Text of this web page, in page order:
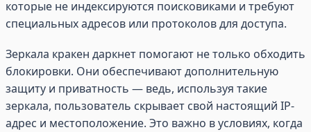
которые не индексируются поисковиками и требуют
специальных адресов или протоколов для доступа.
Зеркала кракен даркнет помогают не только обходить
блокировки. Они обеспечивают дополнительную
защиту и приватность — ведь, используя такие
зеркала, пользователь скрывает свой настоящий IP-
адрес и местоположение. Это важно в условиях, когда